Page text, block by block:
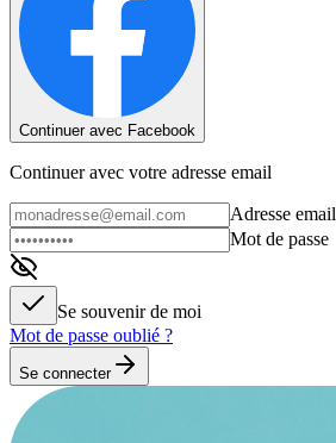
Continuer avec Facebook
Continuer avec votre adresse email
Adresse email
Mot de passe
Se souvenir de moi
Mot de passe oublié ?
Se connecter